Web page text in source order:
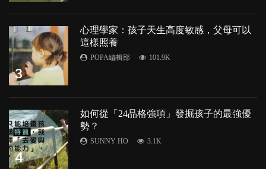
3
心理學家：孩子天生高度敏感，父母可以
這樣照養
POPA編輯部 101.9K
4
如何從「24品格強項」發掘孩子的最強優
勢？
SUNNY HO 3.1K